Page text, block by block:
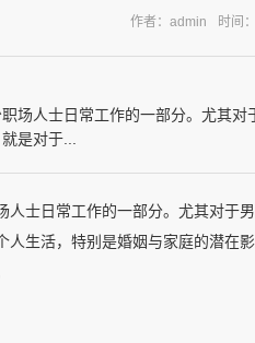
作者：admin 时间
场人士日常工作的一部分。尤其
是对于...
人士日常工作的一部分。尤其对于
人生活，特别是婚姻与家庭的潜在